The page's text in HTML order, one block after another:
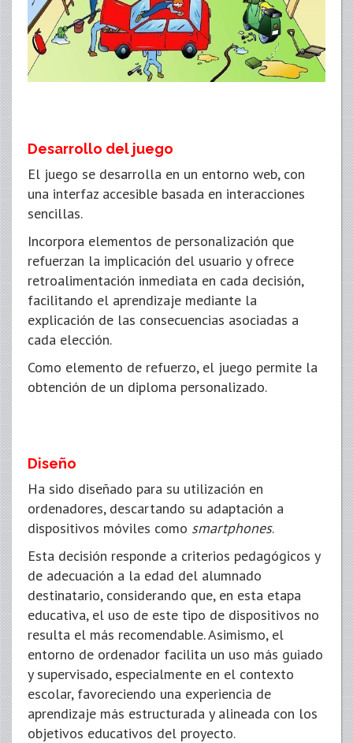
Desarrollo del juego
El juego se desarrolla en un entorno web, con
una interfaz accesible basada en interacciones
sencillas.
Incorpora elementos de personalización que
refuerzan la implicación del usuario y ofrece
retroalimentación inmediata en cada decisión,
facilitando el aprendizaje mediante la
explicación de las consecuencias asociadas a
cada elección.
Como elemento de refuerzo, el juego permite la
obtención de un diploma personalizado.
Diseño
Ha sido diseñado para su utilización en
ordenadores, descartando su adaptación a
dispositivos móviles como smartphones.
Esta decisión responde a criterios pedagógicos y
de adecuación a la edad del alumnado
destinatario, considerando que, en esta etapa
educativa, el uso de este tipo de dispositivos no
resulta el más recomendable. Asimismo, el
entorno de ordenador facilita un uso más guiado
y supervisado, especialmente en el contexto
escolar, favoreciendo una experiencia de
aprendizaje más estructurada y alineada con los
objetivos educativos del proyecto.